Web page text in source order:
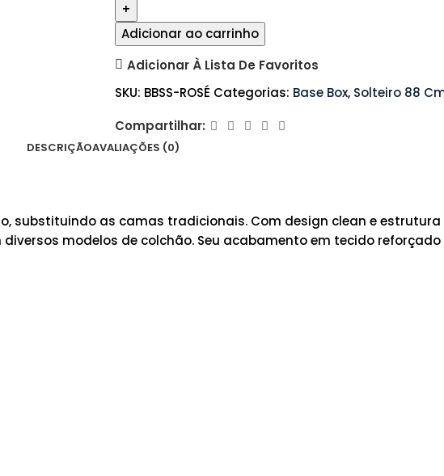
Adicionar ao carrinho
Adicionar À Lista De Favoritos
SKU: BBSS-ROSÉ Categorias: Base Box, Solteiro 88
Compartilhar:
DESCRIÇÃOAVALIAÇÕES (0)
substituindo as camas tradicionais. Com design clean e
modelos de colchão. Seu acabamento em tecido